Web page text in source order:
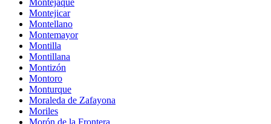
Montejicar
Montellano
Montemayor
Montilla
Montillana
Montizón
Montoro
Monturque
Moraleda de Zafayona
Moriles
Morón de la Frontera